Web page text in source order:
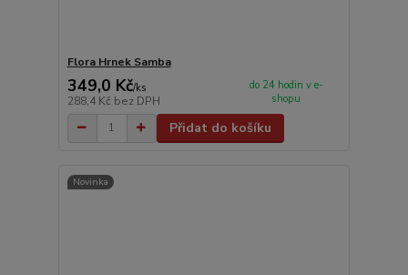
Flora Hrnek Samba
349,0 Kč/ks
288,4 Kč bez DPH
do 24 hodin v e-
shopu
Přidat do košíku
Novinka